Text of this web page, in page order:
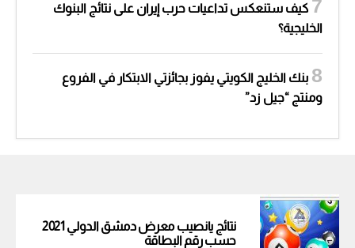
كيف ستنعكس تداعيات حرب إيران على نتائج البنوك
الخليجية؟
بنك الخليج الكويتي يفوز بجائزتي الابتكار في الفروع
ومنتج “جيل زد”
نتائج يانصيب معرض دمشق الدولي 2021
حسب رقم البطاقة